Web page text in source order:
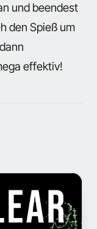
und beendest
den Spieß um
effektiv!